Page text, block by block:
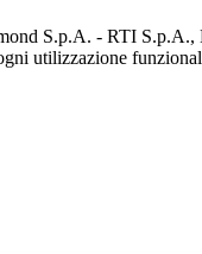
S.p.A. - RTI S.p.A.,
utilizzazione